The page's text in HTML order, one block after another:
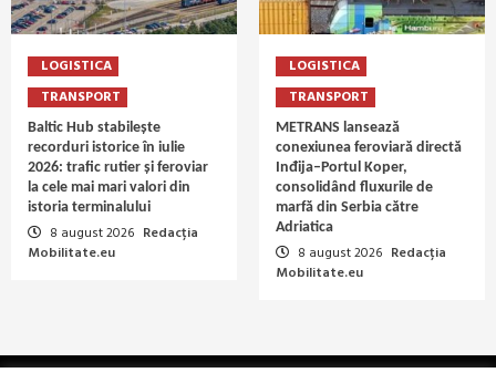
LOGISTICA
TRANSPORT
Baltic Hub stabilește
recorduri istorice în iulie
2026: trafic rutier și feroviar
la cele mai mari valori din
istoria terminalului
8 august 2026 Redacția
Mobilitate.eu
LOGISTICA
TRANSPORT
METRANS lansează
conexiunea feroviară directă
Inđija–Portul Koper,
consolidând fluxurile de
marfă din Serbia către
Adriatica
8 august 2026 Redacția
Mobilitate.eu